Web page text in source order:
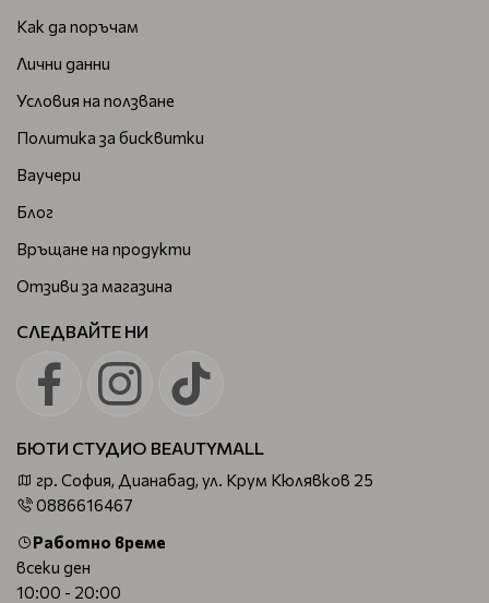
Как да поръчам
Лични данни
Условия на ползване
Политика за бисквитки
Ваучери
Блог
Връщане на продукти
Отзиви за магазина
СЛЕДВАЙТЕ НИ
БЮТИ СТУДИО BEAUTYMALL
гр. София, Дианабад, ул. Крум Кюлявков 25
0886616467
Работно време
всеки ден
10:00 - 20:00